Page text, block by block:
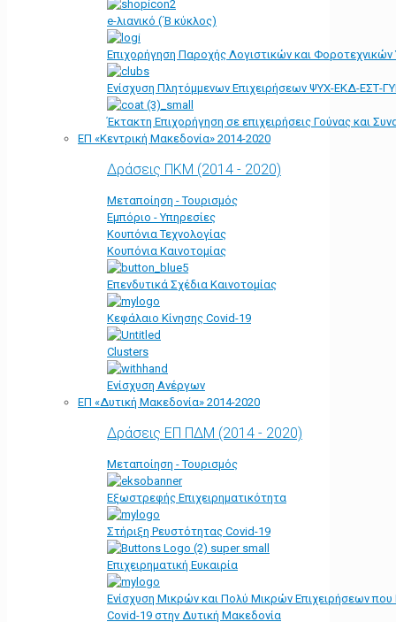
e-λιανικό (΄Β κύκλος)
Επιχορήγηση Παροχής Λογιστικών και
Ενίσχυση Πλητόμμενων Επιχειρήσεων ΨΥΧ-ΕΚΔ-ΕΣΤ-
Έκτακτη Επιχορήγηση σε επιχειρήσεις Γούνας και
ΕΠ «Kεντρική Μακεδονία» 2014-2020
Δράσεις ΠΚΜ (2014 - 2020)
Μεταποίηση - Τουρισμός
Εμπόριο - Υπηρεσίες
Κουπόνια Τεχνολογίας
Κουπόνια Καινοτομίας
Επενδυτικά Σχέδια Καινοτομίας
Κεφάλαιο Κίνησης Covid-19
Clusters
Ενίσχυση Ανέργων
ΕΠ «Δυτική Μακεδονία» 2014-2020
Δράσεις ΕΠ ΠΔΜ (2014 - 2020)
Μεταποίηση - Τουρισμός
Εξωστρεφής Επιχειρηματικότητα
Στήριξη Ρευστότητας Covid-19
Επιχειρηματική Ευκαιρία
Ενίσχυση Μικρών και Πολύ Μικρών Επιχειρήσεων
Covid-19 στην Δυτική Μακεδονία